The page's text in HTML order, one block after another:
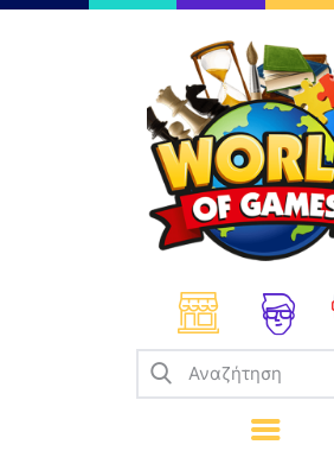
Επιτραπέζια
Παζλ
Παιχνίδια Καρτών
Σπαζοκεφαλιές
Κατασκευές
Καλλιτεχνικά
Μοντελισμός
Βιβλία
Παιχνίδια Ρόλων